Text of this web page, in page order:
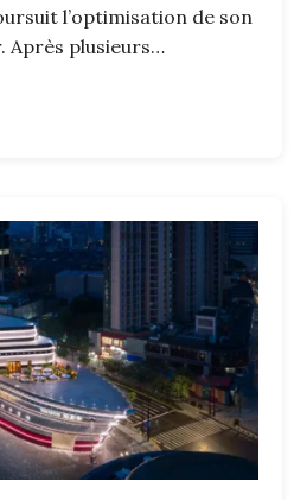
l’optimisation de son
Après plusieurs…